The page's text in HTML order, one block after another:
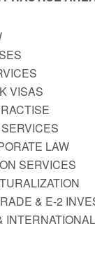
VISAS
LAW
SERVICES
& E-2
INTERNATIONAL